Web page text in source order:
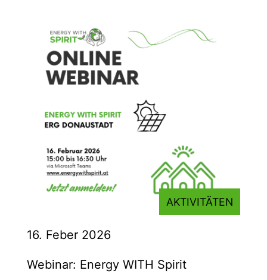
AKTIVITÄTEN
16. Feber 2026
Webinar: Energy WITH Spirit